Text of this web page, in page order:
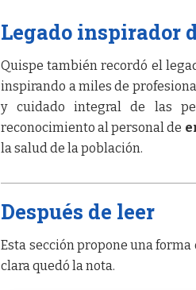
Legado inspirador
Quispe también recordó el
inspirando a miles de
y cuidado integral de las
reconocimiento al personal de
la salud de la población.
Después de leer
Esta sección propone una
clara quedó la nota.